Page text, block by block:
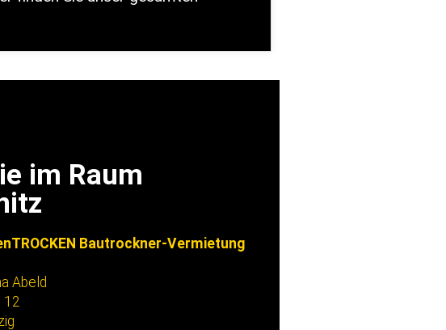
im Raum
Bautrockner-Vermietung
Abeld
12